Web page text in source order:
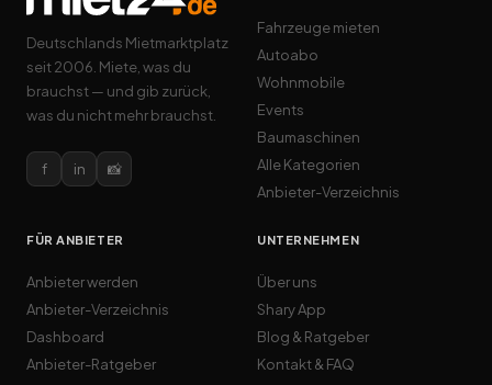
Deutschlands Mietmarktplatz
seit 2006. Miete, was du
brauchst — und gib zurück,
was du nicht mehr brauchst.
f in 📸
Fahrzeuge mieten
Autoabo
Wohnmobile
Events
Baumaschinen
Alle Kategorien
Anbieter-Verzeichnis
FÜR ANBIETER
Anbieter werden
Anbieter-Verzeichnis
Dashboard
Anbieter-Ratgeber
UNTERNEHMEN
Über uns
Shary App
Blog & Ratgeber
Kontakt & FAQ